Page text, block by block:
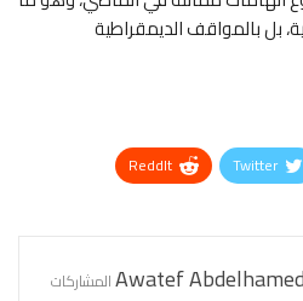
بل بالمواقف الديمقراطية
Twitter
ReddIt
Awatef Abdelhamed